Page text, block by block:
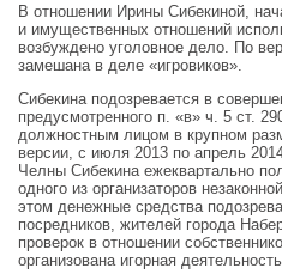
В отношении Ирины Сибекиной,
и имущественных отношений
возбуждено уголовное дело. По
замешана в деле «игровиков».
Сибекина подозревается в
предусмотренного п. «в» ч. 5 ст.
должностным лицом в крупном
версии, с июля 2013 по апрель
Челны Сибекина ежеквартально
одного из организаторов
этом денежные средства
посредников, жителей города
проверок в отношении
организована игорная деятельность.